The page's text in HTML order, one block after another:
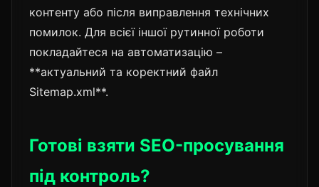
контенту або після виправлення технічних
помилок. Для всієї іншої рутинної роботи
покладайтеся на автоматизацію –
**актуальний та коректний файл
Sitemap.xml**.
Готові взяти SEO-просування
під контроль?